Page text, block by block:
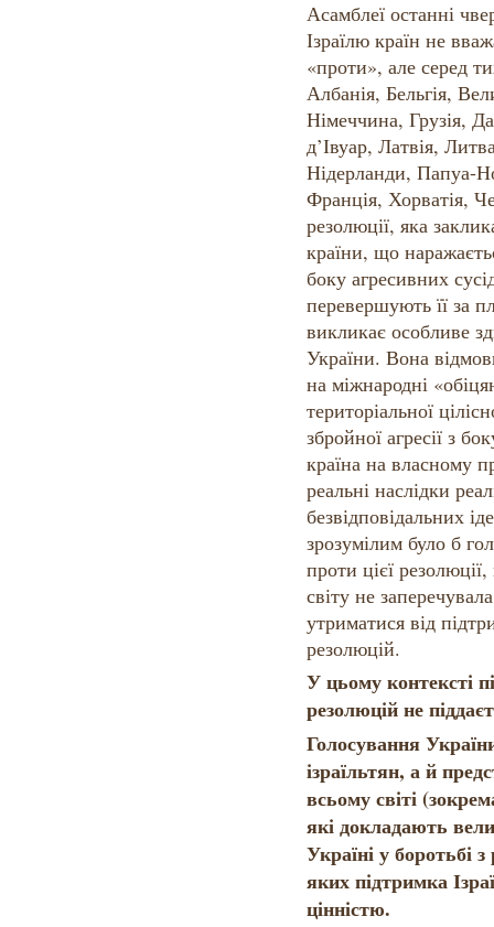
Асамблеї останні
Ізраїлю країн не
«проти», але серед
Албанія, Бельгія,
Німеччина, Грузія,
д’Івуар, Латвія,
Нідерланди, Папуа-
Франція, Хорватія,
резолюції, яка
країни, що
боку агресивних
перевершують її за
викликає особливе
України. Вона
на міжнародні
територіальної
збройної агресії з
країна на власному
реальні наслідки
безвідповідальних
зрозумілим було б
проти цієї
світу не
утриматися від
резолюцій.
У цьому контексті
резолюцій не
Голосування
ізраїльтян, а й
всьому світі
які докладають
Україні у боротьбі
яких підтримка
цінністю.